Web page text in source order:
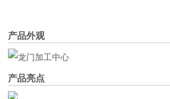
产品外观
产品亮点